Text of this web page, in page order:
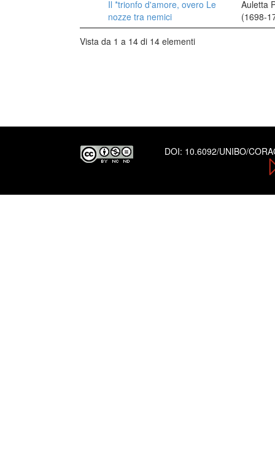
Il *trionfo d'amore, overo Le
nozze tra nemici
Auletta
(1698-
Vista da 1 a 14 di 14 elementi
DOI: 10.6092/UNIBO/